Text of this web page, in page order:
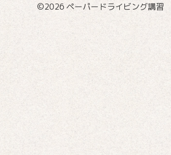
©2026 ペーパードライビング講